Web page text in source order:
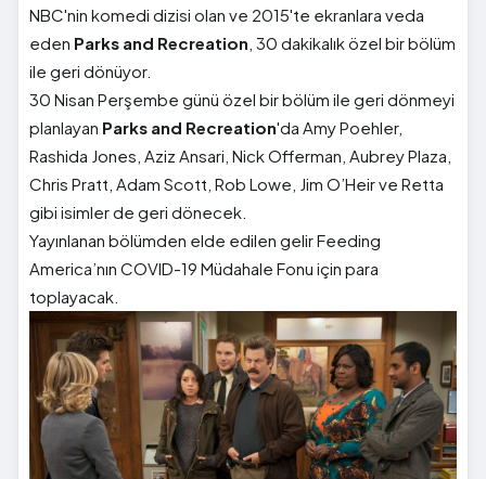
NBC'nin komedi dizisi olan ve 2015'te ekranlara veda
eden Parks and Recreation , 30 dakikalık özel bir bölüm
ile geri dönüyor.
30 Nisan Perşembe günü özel bir bölüm ile geri dönmeyi
planlayan Parks and Recreation'da Amy Poehler,
Rashida Jones, Aziz Ansari, Nick Offerman, Aubrey Plaza,
Chris Pratt, Adam Scott, Rob Lowe, Jim O’Heir ve Retta
gibi isimler de geri dönecek.
Yayınlanan bölümden elde edilen gelir Feeding
America’nın COVID-19 Müdahale Fonu için para
toplayacak.